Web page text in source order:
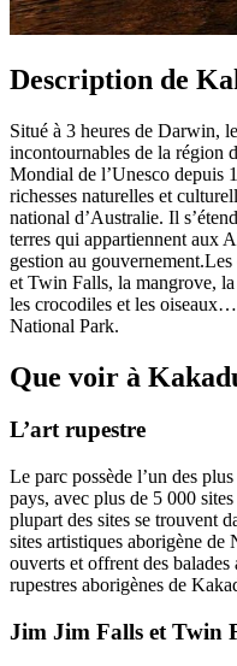
Description de
Situé à 3 heures de Darwin,
incontournables de la région
Mondial de l’Unesco depuis
richesses naturelles et
national d’Australie. Il
terres qui appartiennent aux
gestion au
et Twin Falls, la mangrove,
les crocodiles et les
National Park.
Que voir à
L’art rupestre
Le parc possède l’un des
pays, avec plus de 5 000
plupart des sites se trouvent
sites artistiques aborigène
ouverts et offrent des
rupestres aborigènes de
Jim Jim Falls et Twin